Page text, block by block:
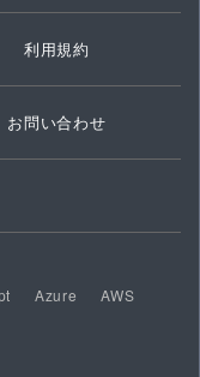
利用規約
お問い合わせ
Azure
AWS